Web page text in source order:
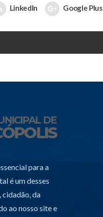
LinkedIn Google Plus
para a
é um desses
cidadão, da
ao nosso site e